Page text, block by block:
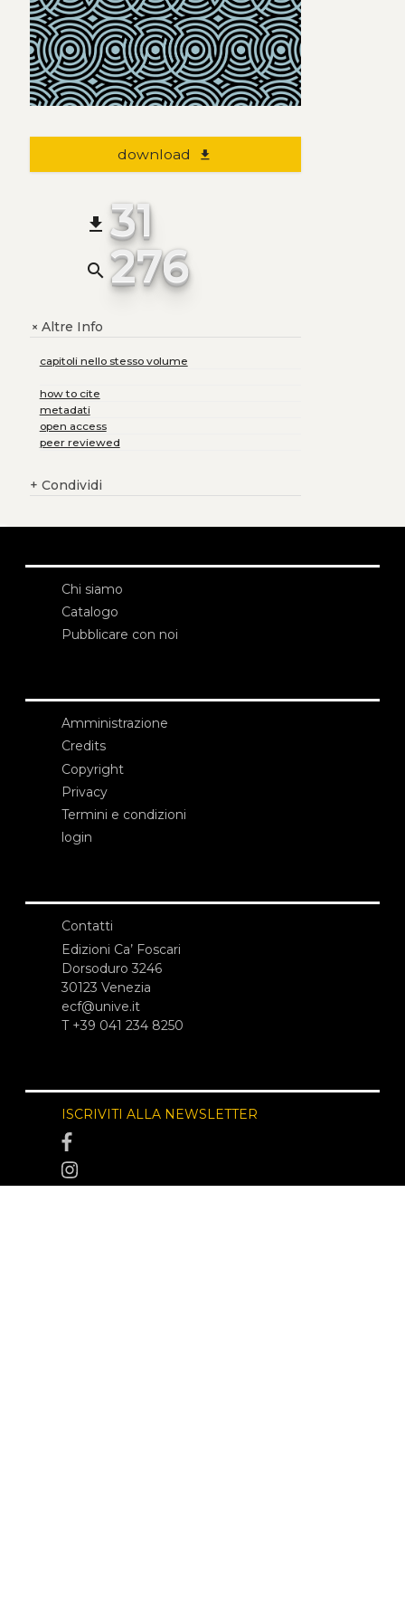
download file_download
file_download 31
search 276
+Altre Info
capitoli nello stesso volume
how to cite
metadati
open access
peer reviewed
+ Condividi
Chi siamo
Catalogo
Pubblicare con noi
Amministrazione
Credits
Copyright
Privacy
Termini e condizioni
login
Contatti
Edizioni Ca’ Foscari
Dorsoduro 3246
30123 Venezia
ecf@unive.it
T +39 041 234 8250
ISCRIVITI ALLA NEWSLETTER